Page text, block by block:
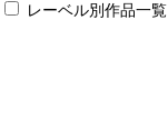
レーベル別作品一覧